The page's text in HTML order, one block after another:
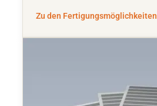
Zu den Fertigungsmöglichkeiten